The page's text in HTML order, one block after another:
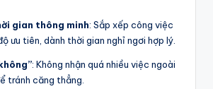
gian thông minh: Sắp xếp công việc
ưu tiên, dành thời gian nghỉ ngơi hợp lý.
: Không nhận quá nhiều việc ngoài
tránh căng thẳng.